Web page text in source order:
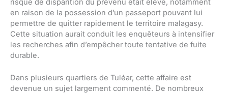
risque de disparition du prévenu était élevé, notamment
en raison de la possession d’un passeport pouvant lui
permettre de quitter rapidement le territoire malagasy.
Cette situation aurait conduit les enquêteurs à intensifier
les recherches afin d’empêcher toute tentative de fuite
durable.
Dans plusieurs quartiers de Tuléar, cette affaire est
devenue un sujet largement commenté. De nombreux